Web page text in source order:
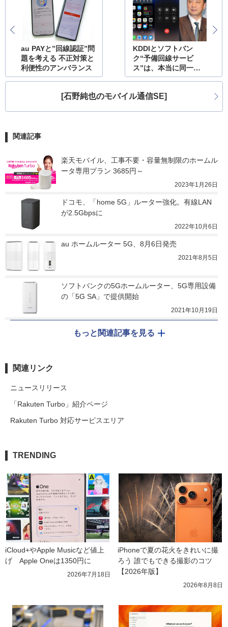
au PAYと”回線認証”問
題を考える 不正対策と
利便性のアンバランス
KDDIとソフトバン
ク“予備回線サービ
ス”は、本当に同一番
号で実現できるのか
[石野純也のモバイル通信SE]
関連記事
楽天モバイル、工事不要・容量無制限のホームル
ータ専用プラン 3685円～
2023年1月26日
ドコモ、「home 5G」ルーター強化。有線LAN
が2.5Gbpsに
2022年10月6日
au ホームルーター 5G、8月6日発売
2021年8月5日
ソフトバンクの5Gホームルーター、5G専用設備
の「5G SA」で提供開始
2021年10月19日
もっと関連記事を見る
関連リンク
ニュースリリース
「Rakuten Turbo」紹介ページ
Rakuten Turbo 対応サービスエリア
TRENDING
iCloud+やApple Musicなど値上
げ　Apple Oneは1350円に
2026年7月18日
iPhoneで夏の花火をきれいに撮
ろう 誰でもできる撮影のコツ
【2026年版】
2026年8月8日